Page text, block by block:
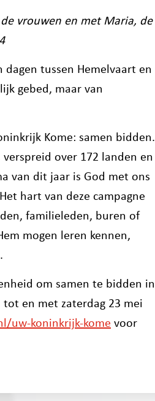
vrouwen en met Maria, de
tussen Hemelvaart en
gebed, maar van
Kome: samen bidden.
over 172 landen en
van dit jaar is God met ons
hart van deze campagne
familieleden, buren of
mogen leren kennen,
om samen te bidden in
tot en met zaterdag 23 mei
uw-koninkrijk-kome voor